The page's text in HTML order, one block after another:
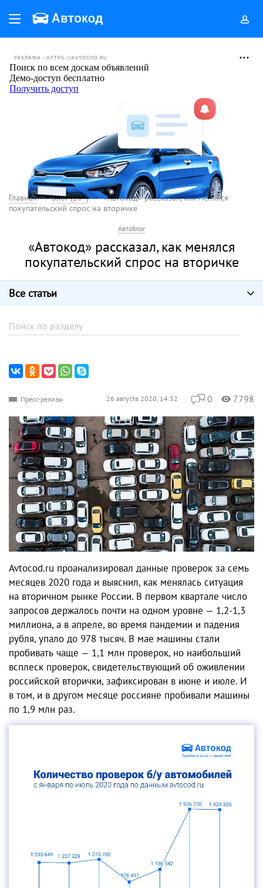
РЕКЛАМА • HTTPS://AVTOCOD.RU
Главная Блог (18+)
«Автокод» рассказал, как менялся
покупательский спрос на вторичке
Автоблог
«Автокод» рассказал, как менялся
покупательский спрос на вторичке
Все статьи
Пресс-релизы 26 августа 2020, 14:32 0 7798
Avtocod.ru проанализировал данные проверок за семь
месяцев 2020 года и выяснил, как менялась ситуация
на вторичном рынке России. В первом квартале число
запросов держалось почти на одном уровне — 1,2-1,3
миллиона, а в апреле, во время пандемии и падения
рубля, упало до 978 тысяч. В мае машины стали
пробивать чаще — 1,1 млн проверок, но наибольший
всплеск проверок, свидетельствующий об оживлении
российской вторички, зафиксирован в июне и июле. И
в том, и в другом месяце россияне пробивали машины
по 1,9 млн раз.